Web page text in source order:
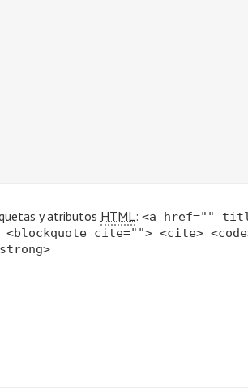
y atributos HTML: <a href=""
cite=""> <cite>